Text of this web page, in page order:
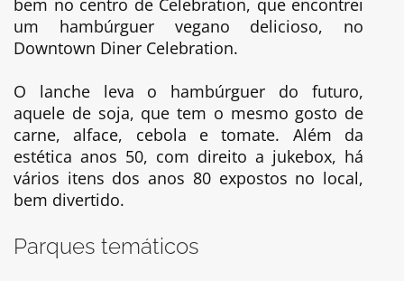
um hambúrguer vegano delicioso, no
Downtown Diner Celebration.
O lanche leva o hambúrguer do futuro,
aquele de soja, que tem o mesmo gosto de
carne, alface, cebola e tomate. Além da
estética anos 50, com direito a jukebox, há
vários itens dos anos 80 expostos no local,
bem divertido.
Parques temáticos